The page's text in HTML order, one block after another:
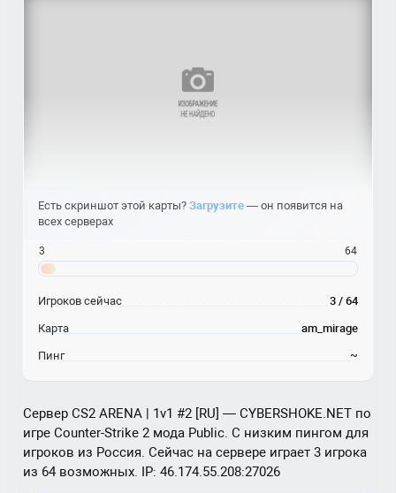
Сервер CS2 ARENA | 1v1 #2 [RU] — CYBERSHOKE.NET по
игре Counter-Strike 2 мода Public. С низким пингом для
игроков из Россия. Сейчас на сервере играет 3 игрока
из 64 возможных. IP: 46.174.55.208:27026
Есть скриншот этой карты? Загрузите — он появится на
всех серверах
3 64
Игроков сейчас 3 / 64
Карта am_mirage
Пинг ~